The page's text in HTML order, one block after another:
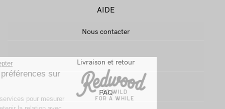
AIDE
Nous contacter
Livraison et retour
FAQ
Continuer sans accepter
Gestion de vos préférences sur
On utilise quelques services pour mesurer